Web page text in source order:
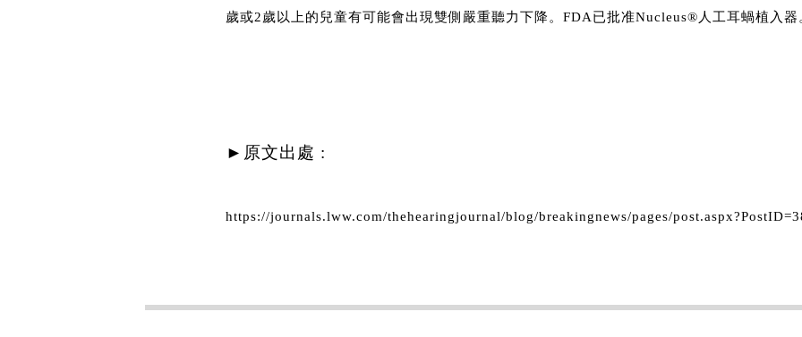
歲或2歲以上的兒童有可能會出現雙側嚴重聽力下降。FDA已批准Nucleus®人工耳蝸植入器
►原文出處 :
https://journals.lww.com/thehearingjournal/blog/breakingnews/pages/